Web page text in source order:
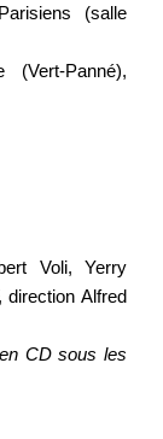
(salle
(Vert-Panné),
Voli, Yerry
Alfred
CD sous les